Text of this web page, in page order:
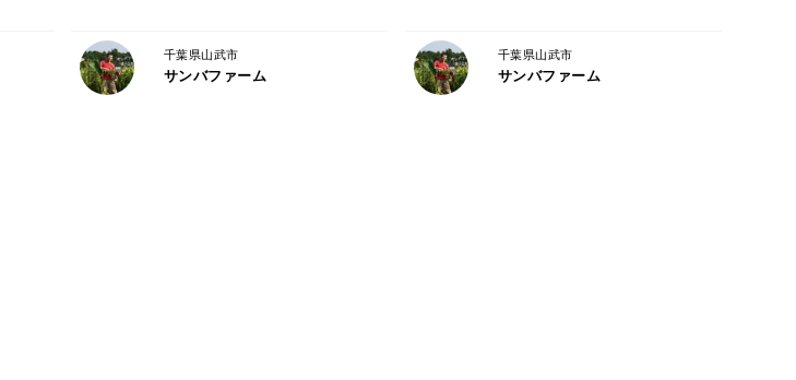
千葉県山武市
サンバファーム
千葉県山武市
サンバファーム